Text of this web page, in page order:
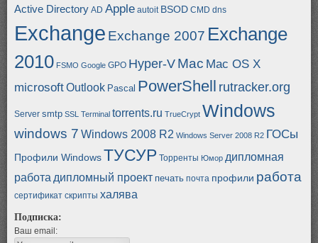
Active Directory AD Apple autoit BSOD CMD dns
Exchange Exchange 2007 Exchange
2010 FSMO Google GPO Hyper-V Mac Mac OS X
microsoftOutlook Pascal PowerShell rutracker.org
Server smtp SSL Terminal torrents.ru TrueCrypt Windows
windows 7 Windows 2008 R2 Windows Server 2008 R2 ГОСы
Профили WindowsТУСУР Торренты Юмор дипломная
работа дипломный проект печать почта профили работа
сертификат скрипты халява
Подписка:
Ваш email: